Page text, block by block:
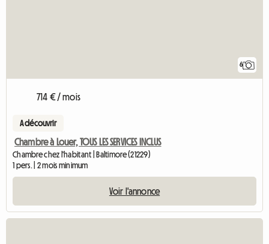
6
714 € / mois
A découvrir
Chambre à Louer, TOUS LES SERVICES INCLUS
Chambre chez l'habitant | Baltimore (21229)
1 pers. | 2 mois minimum
Voir l'annonce